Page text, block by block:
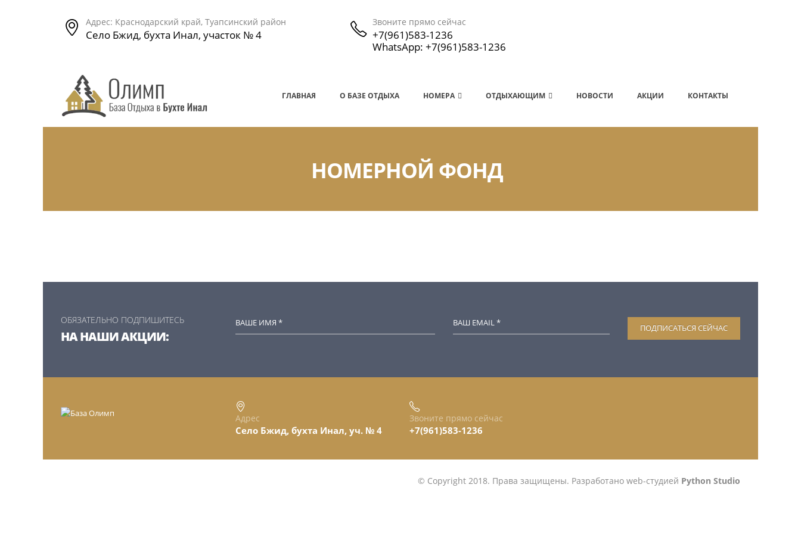
Адрес: Краснодарский край, Туапсинский район
Село Бжид, бухта Инал, участок № 4
Звоните прямо сейчас
+7(961)583-1236
WhatsApp: +7(961)583-1236
ГЛАВНАЯ О БАЗЕ ОТДЫХА НОМЕРА ОТДЫХАЮЩИМ НОВОСТИ АКЦИИ КОНТАКТЫ
НОМЕРНОЙ ФОНД
ОБЯЗАТЕЛЬНО ПОДПИШИТЕСЬ
НА НАШИ АКЦИИ:
Адрес
Село Бжид, бухта Инал, уч. № 4
Звоните прямо сейчас
+7(961)583-1236
© Copyright 2018. Права защищены. Разработано web-студией Python Studio